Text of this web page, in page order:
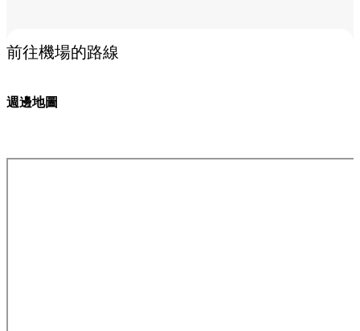
前往機場的路線
週邊地圖